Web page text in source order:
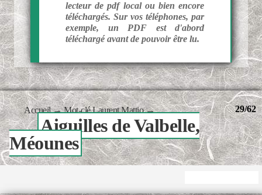
lecteur de pdf local ou bien encore
téléchargés. Sur vos téléphones, par
exemple, un PDF est d'abord
téléchargé avant de pouvoir être lu.
29/62
Accueil→Mot-clé Laurent Mattio→
Aiguilles de Valbelle,
Méounes